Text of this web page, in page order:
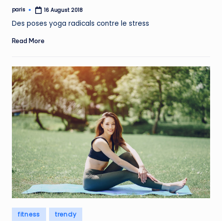
Posted
paris 16 August 2018
Des poses yoga radicals contre le stress
Read More
Posted
fitness trendy